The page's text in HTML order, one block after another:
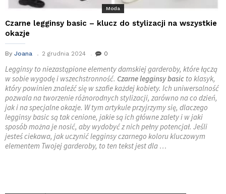
Moda
Czarne legginsy basic – klucz do stylizacji na wszystkie
okazje
By Joana 2 grudnia 2024 0
Legginsy to niezastąpione elementy damskiej garderoby, które łączą
w sobie wygodę i wszechstronność. Czarne legginsy basic to klasyk,
który powinien znaleźć się w szafie każdej kobiety. Ich uniwersalność
pozwala na tworzenie różnorodnych stylizacji, zarówno na co dzień,
jak i na specjalne okazje. W tym artykule przyjrzymy się, dlaczego
legginsy basic są tak cenione, jakie są ich główne zalety i w jaki
sposób można je nosić, aby wydobyć z nich pełny potencjał. Jeśli
jesteś ciekawa, jak uczynić legginsy czarnego koloru kluczowym
elementem Twojej garderoby, to ten tekst jest dla …